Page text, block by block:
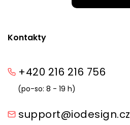
Kontakty
+420 216 216 756
(po-so: 8 - 19 h)
support@iodesign.cz